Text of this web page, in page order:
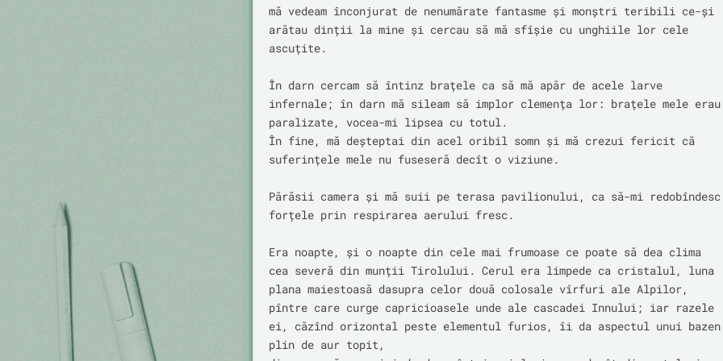
mă vedeam înconjurat de nenumărate fantasme și monștri teribili ce-și
arătau dinții la mine și cercau să mă sfîșie cu unghiile lor cele
ascuțite.
În darn cercam să întinz brațele ca să mă apăr de acele larve
infernale; în darn mă sileam să implor clemența lor: brațele mele erau
paralizate, vocea-mi lipsea cu totul.
În fine, mă deșteptai din acel oribil somn și mă crezui fericit că
suferințele mele nu fuseseră decît o viziune.
Părăsii camera și mă suii pe terasa pavilionului, ca să-mi redobîndesc
forțele prin respirarea aerului fresc.
Era noapte, și o noapte din cele mai frumoase ce poate să dea clima
cea severă din munții Tirolului. Cerul era limpede ca cristalul, luna
plana maiestoasă dasupra celor două colosale vîrfuri ale Alpilor,
pîntre care curge capricioasele unde ale cascadei Innului; iar razele
ei, căzînd orizontal peste elementul furios, îi da aspectul unui bazen
plin de aur topit,